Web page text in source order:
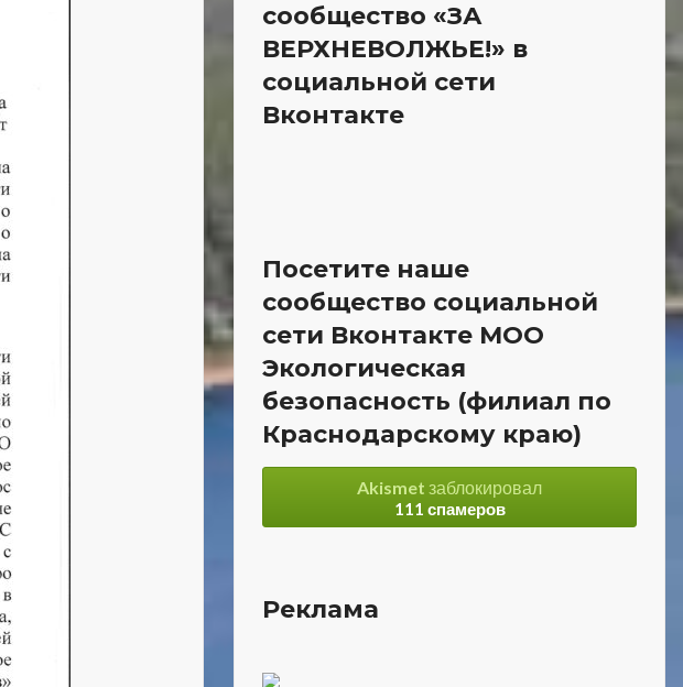
сообщество «ЗА
ВЕРХНЕВОЛЖЬЕ!» в
социальной сети
Вконтакте
Посетите наше
сообщество социальной
сети Вконтакте МОО
Экологическая
безопасность (филиал по
Краснодарскому краю)
Akismet заблокировал
111 спамеров
Реклама